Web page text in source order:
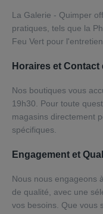
La Galerie - Quimper
pratiques, tels que la
Feu Vert pour
Horaires et Contact
Nos boutiques vous
19h30. Pour toute
magasins directement
spécifiques.
Engagement et
Nous nous engageons
de qualité, avec une
vos besoins. Que vous